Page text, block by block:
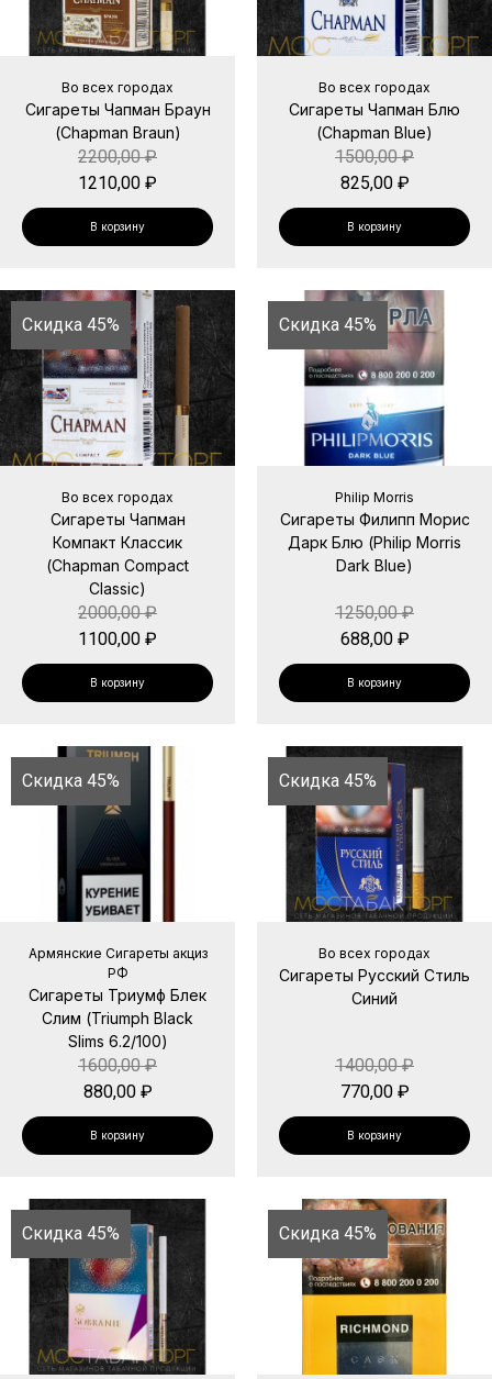
Во всех городах
Сигареты Чапман Браун
(Chapman Braun)
2200,00₽
1210,00 ₽
В корзину
Во всех городах
Сигареты Чапман Блю
(Chapman Blue)
1500,00₽
825,00 ₽
В корзину
Скидка 45%
Во всех городах
Сигареты Чапман
Компакт Классик
(Chapman Compact
Classic)
2000,00₽
1100,00 ₽
В корзину
Скидка 45%
Philip Morris
Сигареты Филипп Морис
Дарк Блю (Philip Morris
Dark Blue)
1250,00₽
688,00 ₽
В корзину
Скидка 45%
Армянские Сигареты акциз
РФ
Сигареты Триумф Блек
Слим (Triumph Black
Slims 6.2/100)
1600,00₽
880,00 ₽
В корзину
Скидка 45%
Во всех городах
Сигареты Русский Стиль
Синий
1400,00₽
770,00 ₽
В корзину
Скидка 45% Скидка 45%